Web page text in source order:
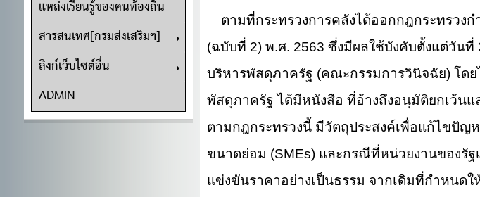
แหล่งเรียนรู้ของคนท้องถิ่น
สารสนเทศ[กรมส่งเสริมฯ]
ลิงก์เว็บไซต์อื่น
ADMIN
ตามที่กระทรวงการคลังได้ออกกฎกระทรวง
(ฉบับที่ 2) พ.ศ. 2563 ซึ่งมีผลใช้บังคับตั้งแต่วันที่
บริหารพัสดุภาครัฐ (คณะกรรมการวินิจฉัย) โด
พัสดุภาครัฐ ได้มีหนังสือ ที่อ้างถึงอนุมัติยกเว้นแ
ตามกฎกระทรวงนี้ มีวัตถุประสงค์เพื่อแก้ไขปัญห
ขนาดย่อม (SMEs) และกรณีที่หน่วยงานของรัฐ
แข่งขันราคาอย่างเป็นธรรม จากเดิมที่กำหนด